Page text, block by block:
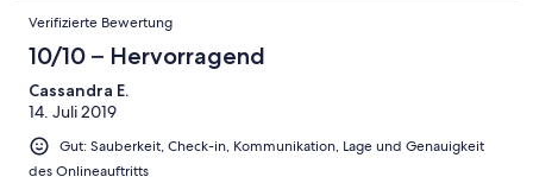
Verifizierte Bewertung
10/10 – Hervorragend
Cassandra E.
14. Juli 2019
Gut: Sauberkeit, Check-in, Kommunikation, Lage und Genauigkeit
des Onlineauftritts